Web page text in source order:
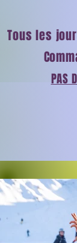
Tous les
PAS